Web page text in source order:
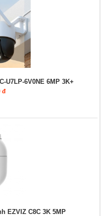
U7LP-6V0NE 6MP 3K+
đ
EZVIZ C8C 3K 5MP